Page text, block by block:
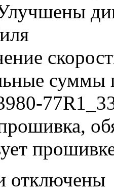
суммы
записи
отключены